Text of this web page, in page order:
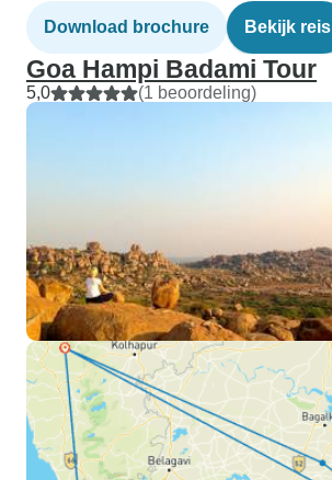
Download brochure Bekijk reis
Goa Hampi Badami Tour
5,0 (1 beoordeling)